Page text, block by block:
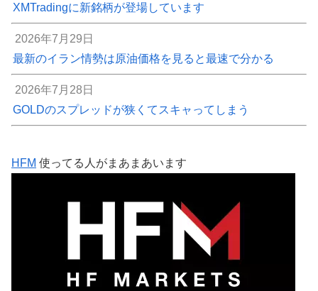
XMTradingに新銘柄が登場しています
2026年7月29日
最新のイラン情勢は原油価格を見ると最速で分かる
2026年7月28日
GOLDのスプレッドが狭くてスキャってしまう
HFM 使ってる人がまあまあいます